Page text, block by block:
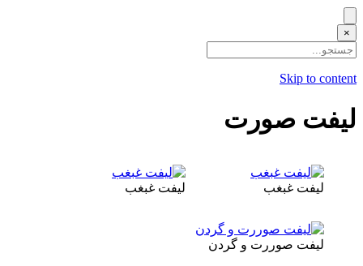
×
Skip to content
لیفت صورت
لیفت غبغب لیفت غبغب
لیفت صوررت و گردن